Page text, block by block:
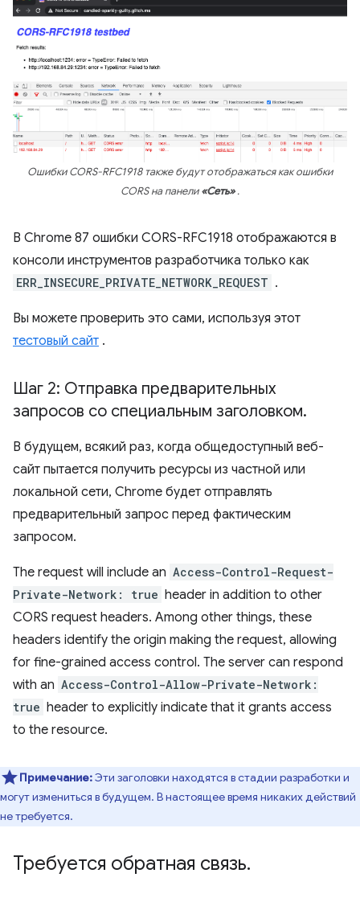
Ошибки CORS-RFC1918 также будут отображаться как ошибки
CORS на панели«Сеть».
В Chrome 87 ошибки CORS-RFC1918 отображаются в
консоли инструментов разработчика только как
ERR_INSECURE_PRIVATE_NETWORK_REQUEST .
Вы можете проверить это сами, используя этот
тестовый сайт .
Шаг 2: Отправка предварительных
запросов со специальным заголовком.
В будущем, всякий раз, когда общедоступный веб-
сайт пытается получить ресурсы из частной или
локальной сети, Chrome будет отправлять
предварительный запрос перед фактическим
запросом.
The request will include an Access-Control-Request-
Private-Network: true header in addition to other
CORS request headers. Among other things, these
headers identify the origin making the request, allowing
for fine-grained access control. The server can respond
with an Access-Control-Allow-Private-Network:
true header to explicitly indicate that it grants access
to the resource.
Примечание:Эти заголовки находятся в стадии разработки и
могут измениться в будущем. В настоящее время никаких действий
не требуется.
Требуется обратная связь.